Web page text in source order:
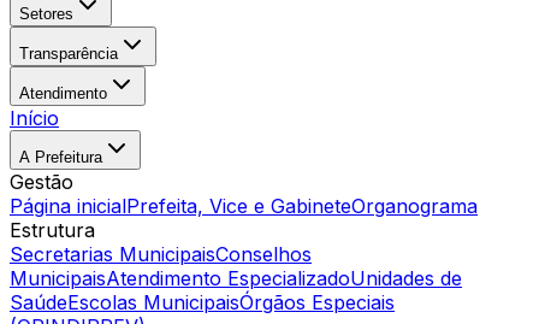
Setores
Transparência
Atendimento
Início
A Prefeitura
Gestão
Página inicialPrefeita, Vice e GabineteOrganograma
Estrutura
Secretarias MunicipaisConselhos
MunicipaisAtendimento EspecializadoUnidades de
SaúdeEscolas MunicipaisÓrgãos Especiais